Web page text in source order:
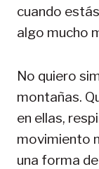
cuando
algo mucho
No quiero
montañas.
en ellas,
movimiento
una forma